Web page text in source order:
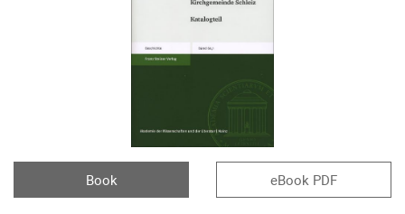
Book eBook PDF